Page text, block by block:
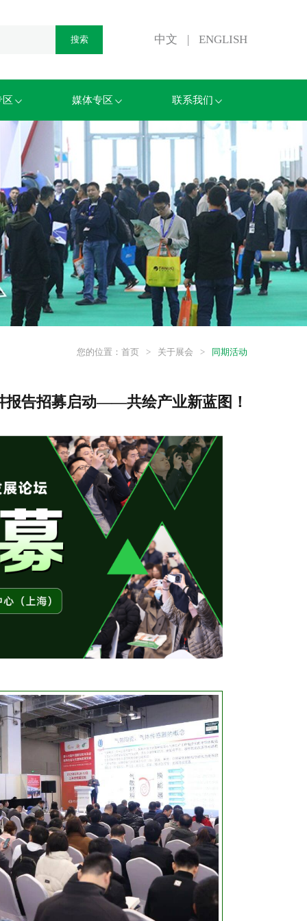
中文 | ENGLISH
媒体专区 联系我们
您的位置： 首页 > 关于展会 > 同期活动
报告招募启动——共绘产业新蓝图！